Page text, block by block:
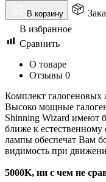
В корзину
В избранное
Сравнить
О товаре
Отзывы 0
Комплект галогеновых
Высоко мощные
Shinning Wizard имеют
ближе к
лампы обеспечат Вам
видимость при
5000K, ни с чем не